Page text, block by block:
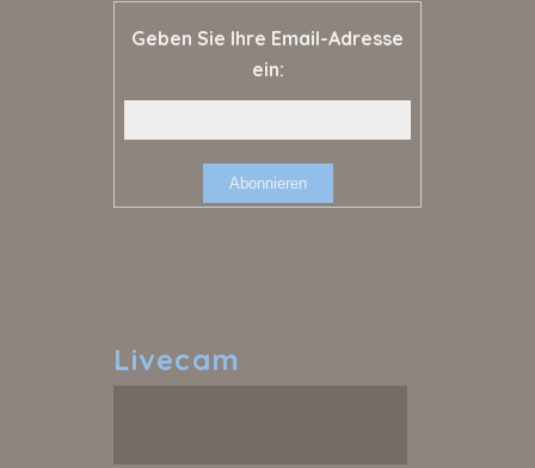
Geben Sie Ihre Email-Adresse
ein:
Livecam